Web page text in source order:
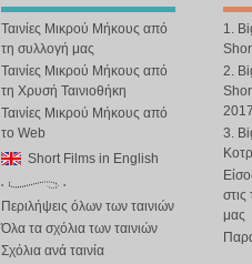
Ταινίες Μικρού Μήκους από
τη συλλογή μας
Ταινίες Μικρού Μήκους από
τη Χρυσή Ταινιοθήκη
Ταινίες Μικρού Μήκους από
το Web
Short Films in English
Περιλήψεις όλων των ταινιών
Όλα τα σχόλια των ταινιών
Σχόλια ανά ταινία
1.
2.
3.
στις
μας